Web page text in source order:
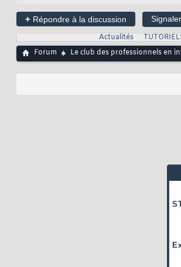
+ Répondre à la discussion
Actualités
Forum
Le club des professionnels en